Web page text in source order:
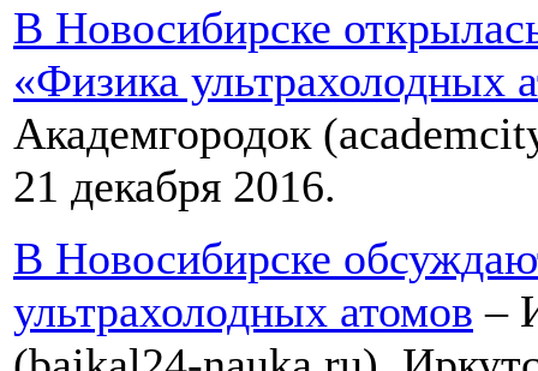
В Новосибирске
«Физика ультрахолодных
Академгородок
21 декабря 2016.
В Новосибирске
ультрахолодных атомов –